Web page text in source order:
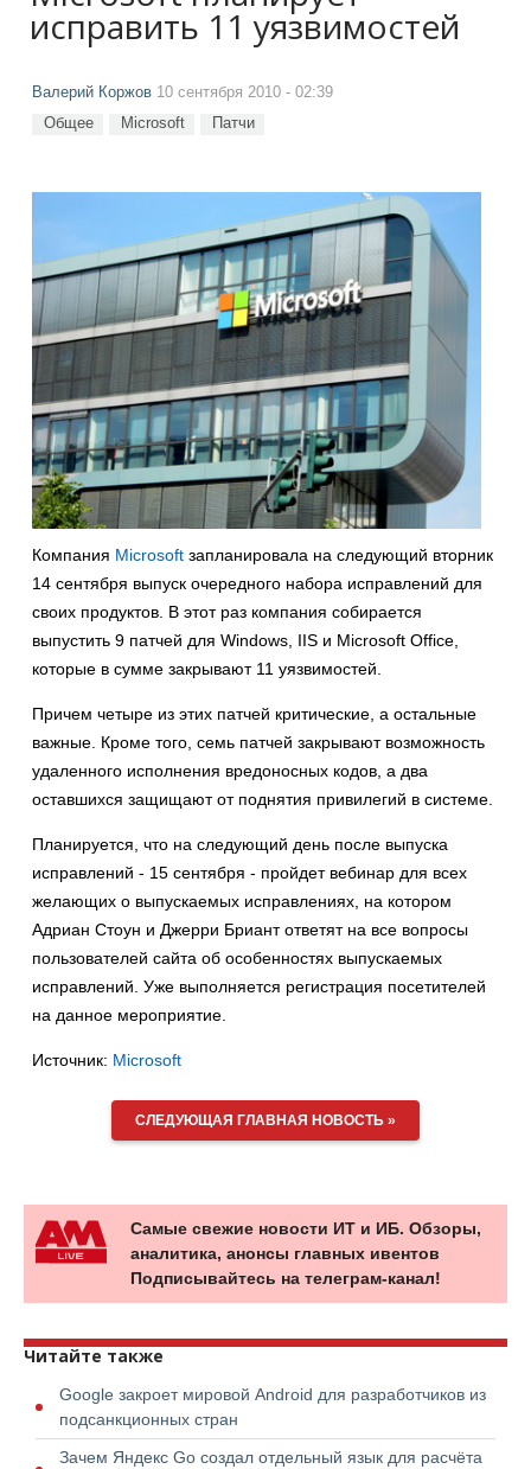
исправить 11 уязвимостей
Валерий Коржов 10 сентября 2010 - 02:39
Общее Microsoft Патчи
Компания Microsoft запланировала на следующий вторник
14 сентября выпуск очередного набора исправлений для
своих продуктов. В этот раз компания собирается
выпустить 9 патчей для Windows, IIS и Microsoft Office,
которые в сумме закрывают 11 уязвимостей.
Причем четыре из этих патчей критические, а остальные
важные. Кроме того, семь патчей закрывают возможность
удаленного исполнения вредоносных кодов, а два
оставшихся защищают от поднятия привилегий в системе.
Планируется, что на следующий день после выпуска
исправлений - 15 сентября - пройдет вебинар для всех
желающих о выпускаемых исправлениях, на котором
Адриан Стоун и Джерри Бриант ответят на все вопросы
пользователей сайта об особенностях выпускаемых
исправлений. Уже выполняется регистрация посетителей
на данное мероприятие.
Источник: Microsoft
СЛЕДУЮЩАЯ ГЛАВНАЯ НОВОСТЬ »
Самые свежие новости ИТ и ИБ. Обзоры,
аналитика, анонсы главных ивентов
Подписывайтесь на телеграм-канал!
Читайте также
Google закроет мировой Android для разработчиков из
подсанкционных стран
Зачем Яндекс Go создал отдельный язык для расчёта